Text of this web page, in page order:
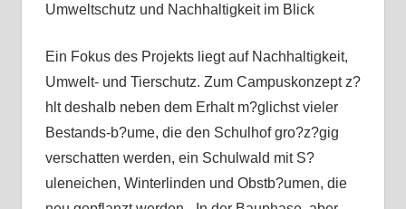
Umweltschutz und Nachhaltigkeit im Blick
Ein Fokus des Projekts liegt auf Nachhaltigkeit,
Umwelt- und Tierschutz. Zum Campuskonzept z?
hlt deshalb neben dem Erhalt m?glichst vieler
Bestands-b?ume, die den Schulhof gro?z?gig
verschatten werden, ein Schulwald mit S?
uleneichen, Winterlinden und Obstb?umen, die